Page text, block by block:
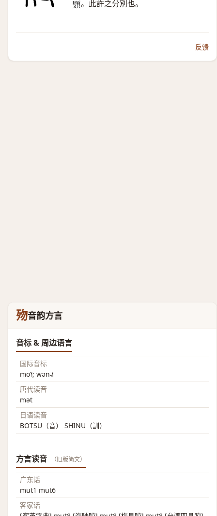
𩓔 。此許之分別也。
反馈
歾音韵方言
音标 & 周边语言
国际音标
mo˥˧; wən˨˩˦
唐代读音
mət
日语读音
BOTSU（音） SHINU（訓）
方言读音 （旧版简文）
广东话
mut1 mut6
客家话